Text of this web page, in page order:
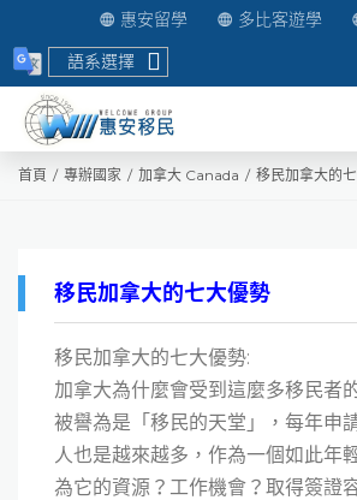
惠安留學 多比客遊學
語系選擇
首頁 專辦國家 加拿大 Canada 移民加拿大的
移民加拿大的七大優勢
移民加拿大的七大優勢:
加拿大為什麼會受到這麼多移民者
被譽為是「移民的天堂」，每年申
人也是越來越多，作為一個如此年
為它的資源？工作機會？取得簽證